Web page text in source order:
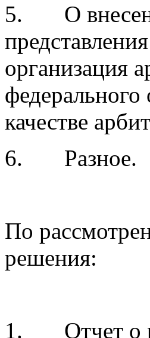
5. О
организация
федерального
качестве
6. Разное.
По
решения:
1. Отчет о